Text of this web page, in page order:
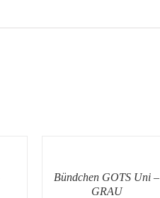
Bündchen GOTS Uni –
GRAU